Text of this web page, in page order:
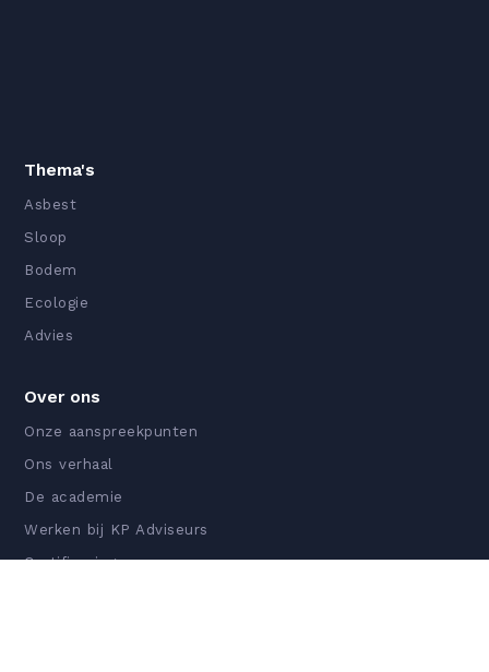
Thema's
Asbest
Sloop
Bodem
Ecologie
Advies
Over ons
Onze aanspreekpunten
Ons verhaal
De academie
Werken bij KP Adviseurs
Certificeringen